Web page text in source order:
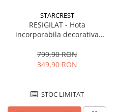
STARCREST
RESIGILAT - Hota
incorporabila decorativa
Putere de absorbtie 800 m3/h,
Control touch, Iluminare LED,
799,90 RON
349,90 RON
STOC LIMITAT